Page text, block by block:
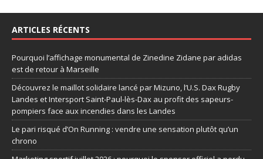
ARTICLES RÉCENTS
Pourquoi l’affichage monumental de Zinedine Zidane par adidas
est de retour à Marseille
Découvrez le maillot solidaire lancé par Mizuno, l’U.S. Dax Rugby
Landes et Intersport Saint-Paul-lès-Dax au profit des sapeurs-
pompiers face aux incendies dans les Landes
Le pari risqué d’On Running : vendre une sensation plutôt qu’un
chrono